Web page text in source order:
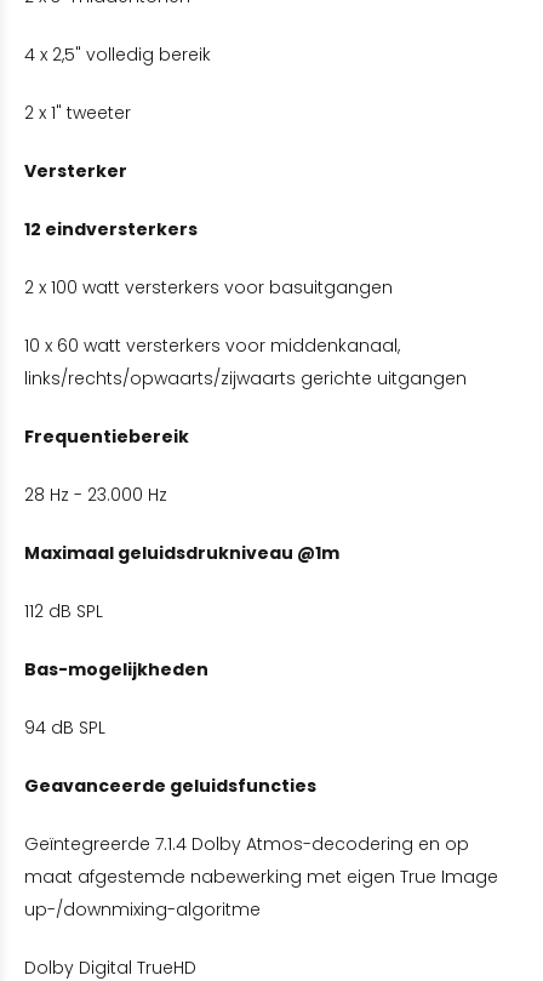
4 x 2,5" volledig bereik
2 x 1" tweeter
Versterker
12 eindversterkers
2 x 100 watt versterkers voor basuitgangen
10 x 60 watt versterkers voor middenkanaal,
links/rechts/opwaarts/zijwaarts gerichte uitgangen
Frequentiebereik
28 Hz - 23.000 Hz
Maximaal geluidsdrukniveau @1m
112 dB SPL
Bas-mogelijkheden
94 dB SPL
Geavanceerde geluidsfuncties
Geïntegreerde 7.1.4 Dolby Atmos-decodering en op
maat afgestemde nabewerking met eigen True Image
up-/downmixing-algoritme
Dolby Digital TrueHD